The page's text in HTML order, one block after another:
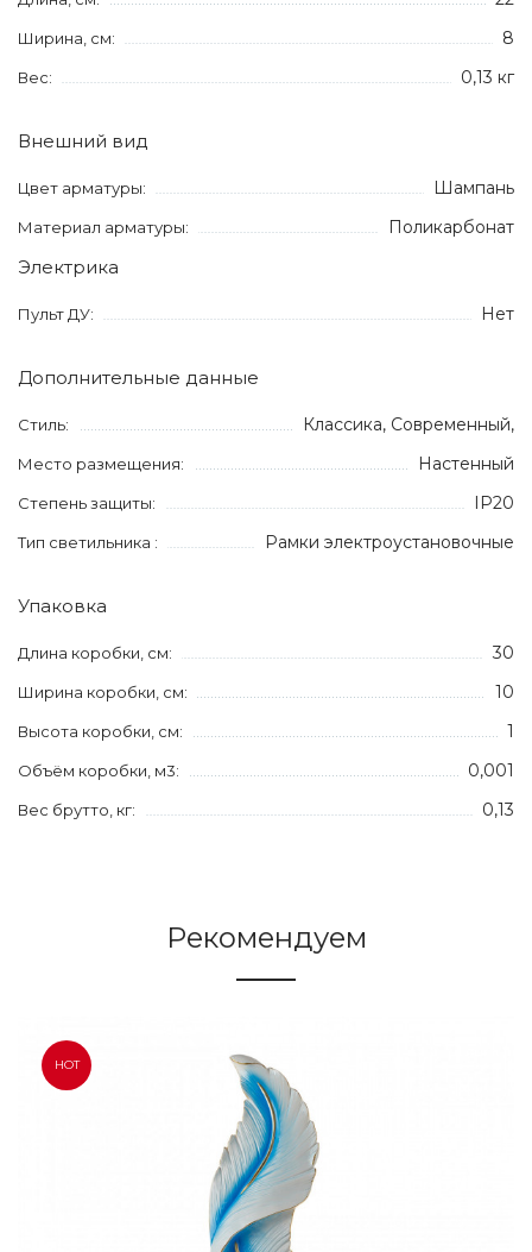
Ширина, см: 8
Вес: 0,13 кг
Внешний вид
Цвет арматуры: Шампань
Материал арматуры: Поликарбонат
Электрика
Пульт ДУ: Нет
Дополнительные данные
Стиль: Классика, Современный,
Место размещения: Настенный
Степень защиты: IP20
Тип светильника : Рамки электроустановочные
Упаковка
Длина коробки, см: 30
Ширина коробки, см: 10
Высота коробки, см: 1
Объём коробки, м3: 0,001
Вес брутто, кг: 0,13
Рекомендуем
HOT